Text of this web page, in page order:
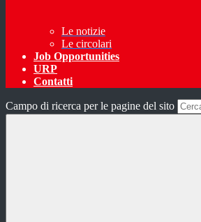
Le notizie
Le circolari
Job Opportunities
URP
Contatti
Campo di ricerca per le pagine del sito